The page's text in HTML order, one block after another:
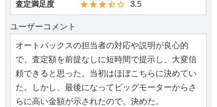
査定満足度 3.5
ユーザーコメント
オートバックスの担当者の対応や説明が良心的
で、査定額を前提なしに短時間で提示し、大変信
頼できると思った。当初はほぼこちらに決めてい
た。しかし、最後になってビッグモーターからさ
らに高い金額が示されたので、決めた。